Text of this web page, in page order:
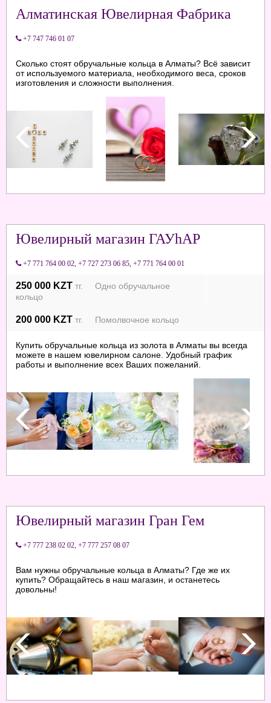
Алматинская Ювелирная Фабрика
+7 747 746 01 07
Сколько стоят обручальные кольца в Алматы? Всё зависит
от используемого материала, необходимого веса, сроков
изготовления и сложности выполнения.
Ювелирный магазин ГАУhАР
+7 771 764 00 02 +7 727 273 06 85 +7 771 764 00 01
250 000 KZT тг. Одно обручальное
кольцо
200 000 KZT тг. Помолвочное кольцо
Купить обручальные кольца из золота в Алматы вы всегда
можете в нашем ювелирном салоне. Удобный график
работы и выполнение всех Ваших пожеланий.
Ювелирный магазин Гран Гем
+7 777 238 02 02 +7 777 257 08 07
Вам нужны обручальные кольца в Алматы? Где же их
купить? Обращайтесь в наш магазин, и останетесь
довольны!